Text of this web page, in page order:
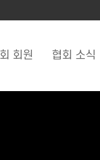
회원 협회 소식